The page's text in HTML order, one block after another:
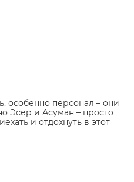
особенно персонал – они
Эсер и Асуман – просто
и отдохнуть в этот